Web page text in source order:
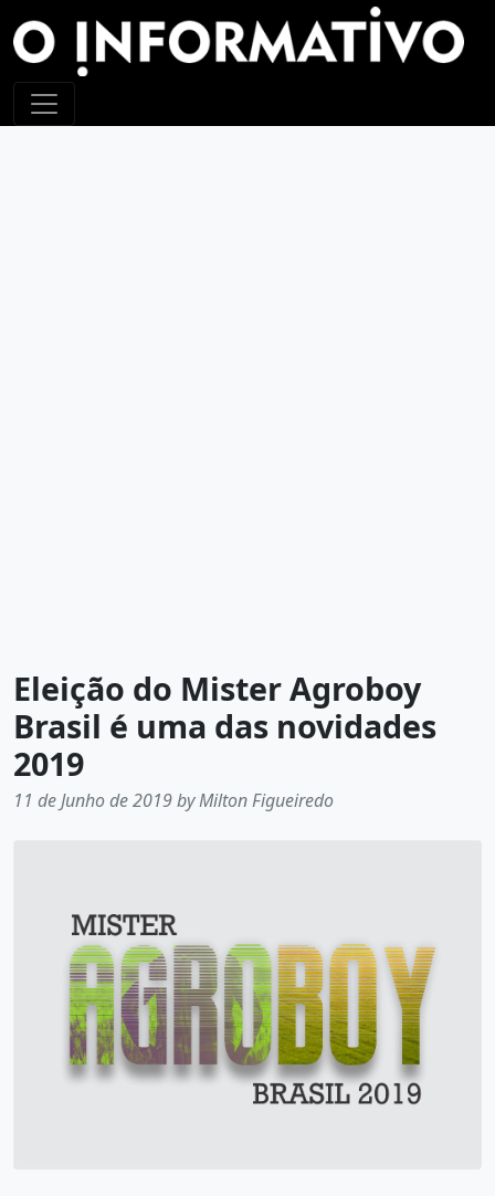
Eleição do Mister Agroboy
Brasil é uma das novidades
2019
11 de Junho de 2019 by Milton Figueiredo